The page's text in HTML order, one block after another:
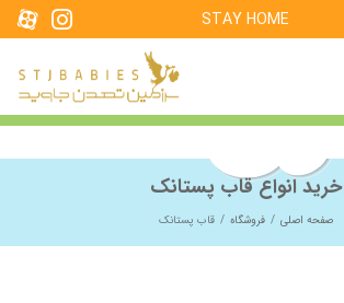
STAY HOME
خرید انواع قاب پستانک
صفحه اصلی فروشگاه قاب پستانک